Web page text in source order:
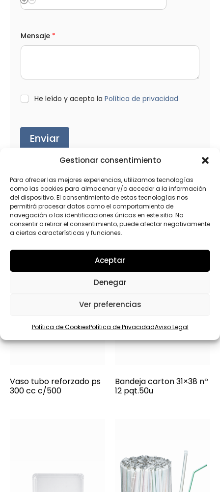
Gestionar consentimiento
Para ofrecer las mejores experiencias, utilizamos tecnologías
como las cookies para almacenar y/o acceder a la información
del dispositivo. El consentimiento de estas tecnologías nos
permitirá procesar datos como el comportamiento de
navegación o las identificaciones únicas en este sitio. No
consentir o retirar el consentimiento, puede afectar negativamente
a ciertas características y funciones.
Aceptar
Denegar
Ver preferencias
Política de CookiesPolítica de PrivacidadAviso Legal
Mensaje *
L
O
*
He leído y acepto la Política de privacidad
Enviar
Productos relacionados
Vaso tubo reforzado ps
300 cc c/500
Bandeja carton 31×38 nº
12 pqt.50u